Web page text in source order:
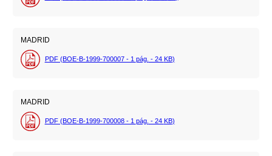
MADRID
PDF (BOE-B-1999-700007 - 1 pág. - 24 KB)
MADRID
PDF (BOE-B-1999-700008 - 1 pág. - 24 KB)